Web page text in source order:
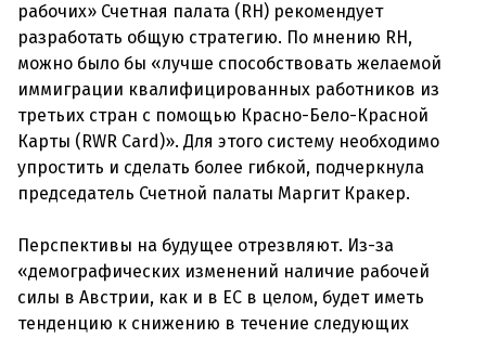
рабочих» Счетная палата (RH) рекомендует
разработать общую стратегию. По мнению RH,
можно было бы «лучше способствовать желаемой
иммиграции квалифицированных работников из
третьих стран с помощью Красно-Бело-Красной
Карты (RWR Card)». Для этого систему необходимо
упростить и сделать более гибкой, подчеркнула
председатель Счетной палаты Маргит Кракер.
Перспективы на будущее отрезвляют. Из-за
«демографических изменений наличие рабочей
силы в Австрии, как и в ЕС в целом, будет иметь
тенденцию к снижению в течение следующих